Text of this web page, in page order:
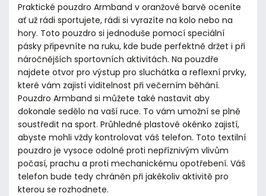
Praktické pouzdro Armband v oranžové barvě oceníte
ať už rádi sportujete, rádi si vyrazíte na kolo nebo na
hory. Toto pouzdro si jednoduše pomocí speciální
pásky připevníte na ruku, kde bude perfektně držet i při
náročnějších sportovních aktivitách. Na pouzdře
najdete otvor pro výstup pro sluchátka a reflexní prvky,
které vám zajistí viditelnost při večerním běhání.
Pouzdro Armband si můžete také nastavit aby
dokonale sedělo na vaší ruce. To vám umožní se plně
soustředit na sport. Průhledné plastové okénko zajistí,
abyste mohli vždy kontrolovat váš telefon. Toto textilní
pouzdro je vysoce odolné proti nepříznivým vlivům
počasí, prachu a proti mechanickému opotřebení. Váš
telefon bude tedy chráněn při jakékoliv aktivitě pro
kterou se rozhodnete.